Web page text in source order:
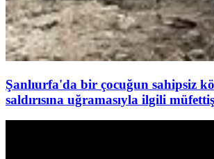
Şanlıurfa'da bir çocuğun sahipsiz
saldırısına uğramasıyla ilgili